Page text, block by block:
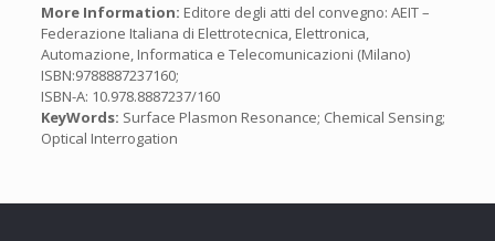
More Information: Editore degli atti del convegno: AEIT –
Federazione Italiana di Elettrotecnica, Elettronica,
Automazione, Informatica e Telecomunicazioni (Milano)
ISBN:9788887237160;
ISBN-A: 10.978.8887237/160
KeyWords: Surface Plasmon Resonance; Chemical Sensing;
Optical Interrogation